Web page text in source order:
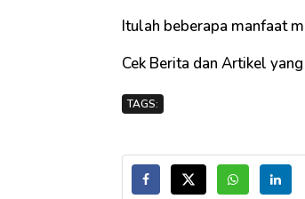
Itulah beberapa manfaat
Cek Berita dan Artikel
TAGS: